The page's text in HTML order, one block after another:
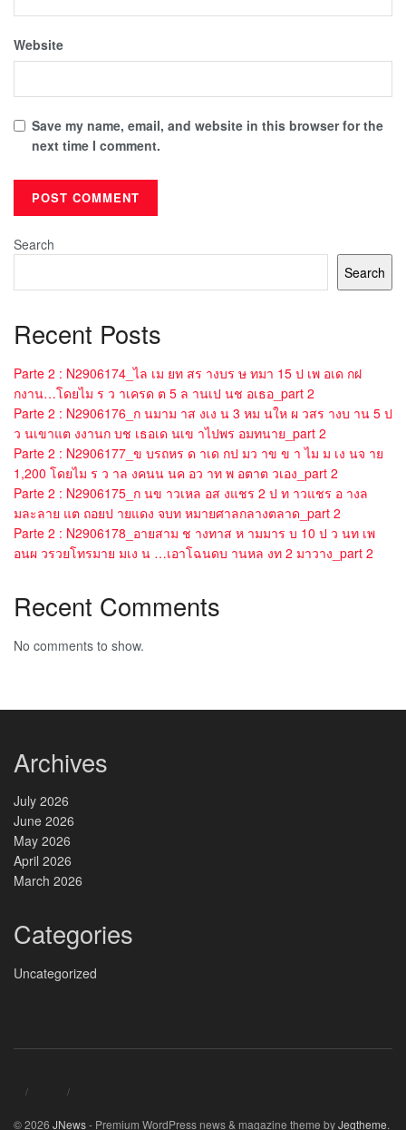
Website
Save my name, email, and website in this browser for the
next time I comment.
Search
Search
Recent Posts
Parte 2 : N2906174_ไล เม ยท สร างบร ษ ทมา 15 ป เพ อเด กฝ
กงาน…โดยไม ร ว าเครด ต 5 ล านเป นช อเธอ_part 2
Parte 2 : N2906176_ก นมาม าส งเง น 3 หม นให ผ วสร างบ าน 5 ป
ว นเขาแต งงานก บช เธอเด นเข าไปพร อมทนาย_part 2
Parte 2 : N2906177_ข บรถหร ด าเด กป มว าข ข า ไม ม เง นจ าย
1,200 โดยไม ร ว าล งคนน นค อว าท พ อตาต วเอง_part 2
Parte 2 : N2906175_ก นข าวเหล อส งแชร 2 ป ท าวแชร อ างล
มละลาย แต ถอยป ายแดง จบท หมายศาลกลางตลาด_part 2
Parte 2 : N2906178_อายสาม ช างทาส ห ามมาร บ 10 ป ว นท เพ
อนผ วรวยโทรมาย มเง น …เอาโฉนดบ านหล งท 2 มาวาง_part 2
Recent Comments
No comments to show.
Archives
July 2026
June 2026
May 2026
April 2026
March 2026
Categories
Uncategorized
© 2026 JNews- Premium WordPress news & magazine theme byJegtheme.